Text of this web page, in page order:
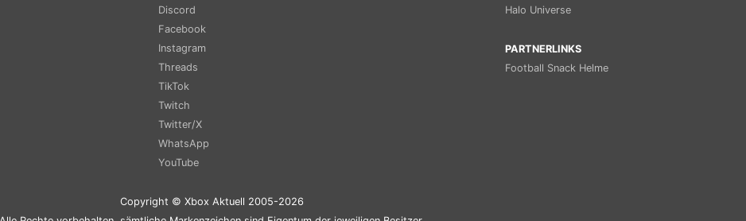
Discord
Facebook
Instagram
Threads
TikTok
Twitch
Twitter/X
WhatsApp
YouTube
Halo Universe
PARTNERLINKS
Football Snack Helme
Copyright © Xbox Aktuell 2005-2026